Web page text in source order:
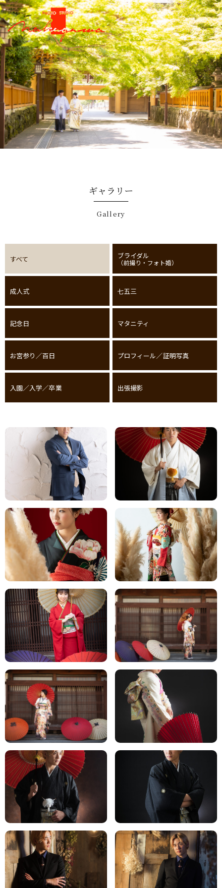
ギャラリー
gallery
すべて ブライダル
（前撮り・フォト婚）
成人式 七五三
記念日 マタニティ
お宮参り／百日 プロフィール／証明写真
入園／入学／卒業 出張撮影